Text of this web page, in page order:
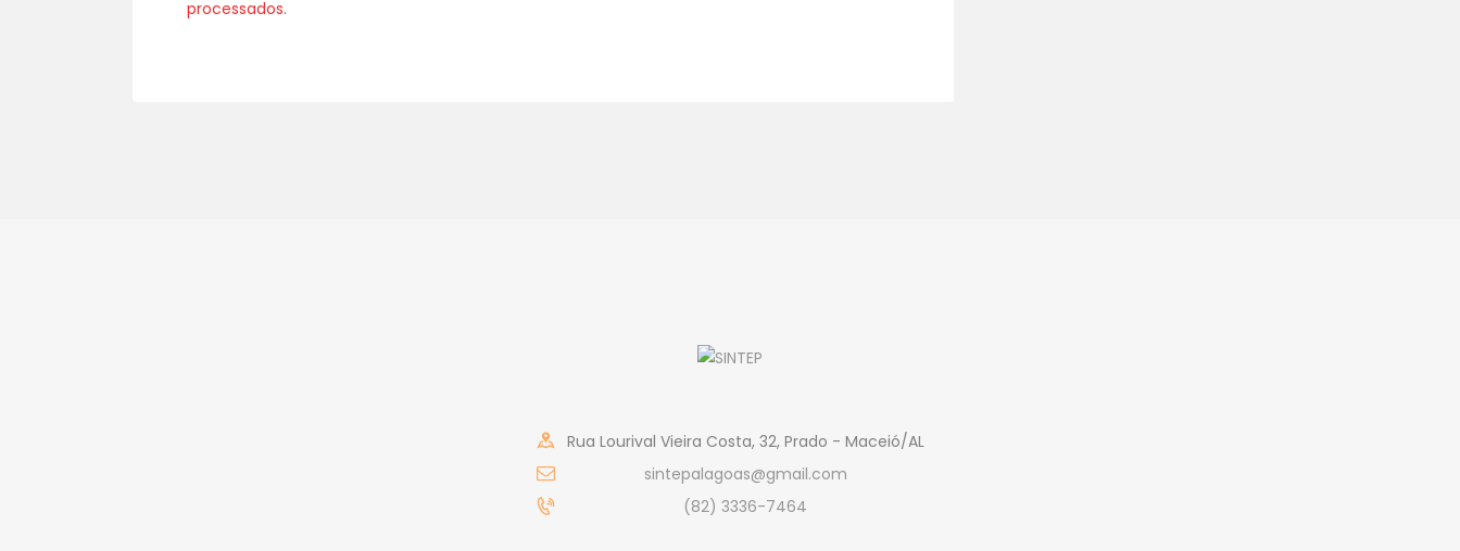
processados.
Rua Lourival Vieira Costa, 32, Prado - Maceió/AL
sintepalagoas@gmail.com
(82) 3336-7464